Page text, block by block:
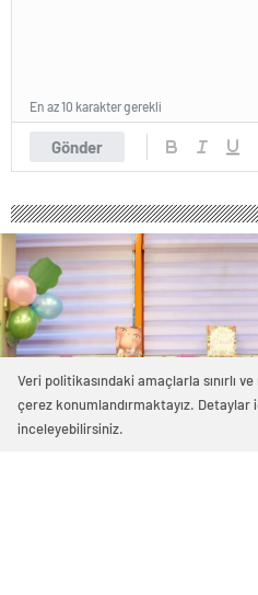
0 0
Gönder
En az 10 karakter gerekli
0 0
Veri politikasındaki amaçlarla sınırlı
çerez konumlandırmaktayız. Detaylar
inceleyebilirsiniz.